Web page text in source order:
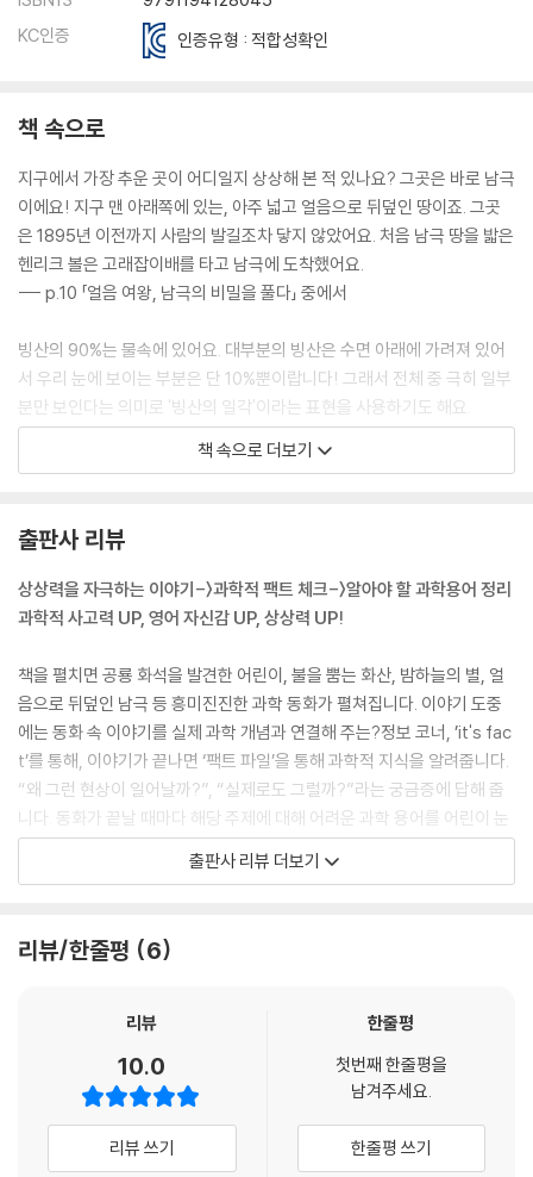
KC인증
인증유형 : 적합성확인
책 속으로
지구에서 가장 추운 곳이 어디일지 상상해 본 적 있나요? 그곳은 바로 남극
이에요! 지구 맨 아래쪽에 있는, 아주 넓고 얼음으로 뒤덮인 땅이죠. 그곳
은 1895년 이전까지 사람의 발길조차 닿지 않았어요. 처음 남극 땅을 밟은
헨리크 볼은 고래잡이배를 타고 남극에 도착했어요.
--- p.10 「얼음 여왕, 남극의 비밀을 풀다」 중에서
빙산의 90%는 물속에 있어요. 대부분의 빙산은 수면 아래에 가려져 있어
서 우리 눈에 보이는 부분은 단 10%뿐이랍니다! 그래서 전체 중 극히 일부
분만 보인다는 의미로 '빙산의 일각'이라는 표현을 사용하기도 해요.
--- p.37 「얼음 여왕, 남극의 비밀을 풀다」 중에서
르는데, 지구의 화산 중 약 75%가 이곳에 몰려 있답니다. 다시 말해, 전 세
계 화산 4개 중 3개가 바로 이곳에 있는 셈이에요!
--- p.66 「화산이 폭발하는 순간」 중에서
아주 오래전, 공룡이 처음 나타난 트라이아스기에는 지구의 모든 대륙이
하나로 붙어 있었어요. 그걸 '판게아'라고 부릅니다! 그러다가 쥐라기가 시
작될 무렵, 땅에 '쩍!'하고 커다란 틈(지진 때문일 수도 있어요!)이 생겼어
요. 그 틈은 점점 넓어지면서 지금의 대서양이 생긴 거예요.
--- p.98 「뼈 없는 공룡 화석 이야기」 중에서
토성을 궤도에서 관찰한 유일한 우주선의 이름은 '카시니(Cassini)' 탐사
선입니다. 1997년에 NASA에서 발사한 이후, 20년 동안 지구로 데이터
를 보내다가 2017년에 임무를 마쳤습니다.
운데 수성과 금성은 지구보다 안쪽에서 태양 주위를 공전하고 있어서 내행
성이라 하며, 화성, 목 성, 토성, 천왕성, 해왕성은 지구보다 바깥쪽에서 태
양 주위를 공전하고 있어서 외행성이라고 합니다.
--- p.130 「별빛 가득한 우주 여행」 중에서
책 속으로 더보기
출판사 리뷰
상상력을 자극하는 이야기-〉과학적 팩트 체크-〉알아야 할 과학용어 정리
과학적 사고력 UP, 영어 자신감 UP, 상상력 UP!
책을 펼치면 공룡 화석을 발견한 어린이, 불을 뿜는 화산, 밤하늘의 별, 얼
음으로 뒤덮인 남극 등 흥미진진한 과학 동화가 펼쳐집니다. 이야기 도중
에는 동화 속 이야기를 실제 과학 개념과 연결해 주는?정보 코너, ’it's fac
t’를 통해, 이야기가 끝나면 ‘팩트 파일’을 통해 과학적 지식을 알려줍니다.
“왜 그런 현상이 일어날까?”, “실제로도 그럴까?”라는 궁금증에 답해 줍
니다. 동화가 끝날 때마다 해당 주제에 대해 어려운 과학 용어를 어린이 눈
높이로 쉽게 설명하고, 영어 어휘까지 익힐 수 있게 도와줍니다. 이런 과정
을 통해 과학을 좋아하는 친구는 물론, 과학이 낯선 친구에게도 쉬운 동화
과학과 영어, 두 마리 토끼를 잡는 똑똑한 선택!4편의 이야기 각각에 ?Le
아이가 좋아하는 공룡, 우주, 화산, 남극 이야기를 한글과 영어로 함께 읽
으며 자연스럽게 과학 지식과 영어 실력을 함께 키웁니다. 한글판이 끝나
면 영어 원문이 수록된 book in book이 펼쳐집니다. 한글로 이해한 내용
출판사 리뷰 더보기
리뷰/한줄평 6
리뷰
10.0
리뷰 쓰기
한줄평
첫번째 한줄평을
남겨주세요.
한줄평 쓰기